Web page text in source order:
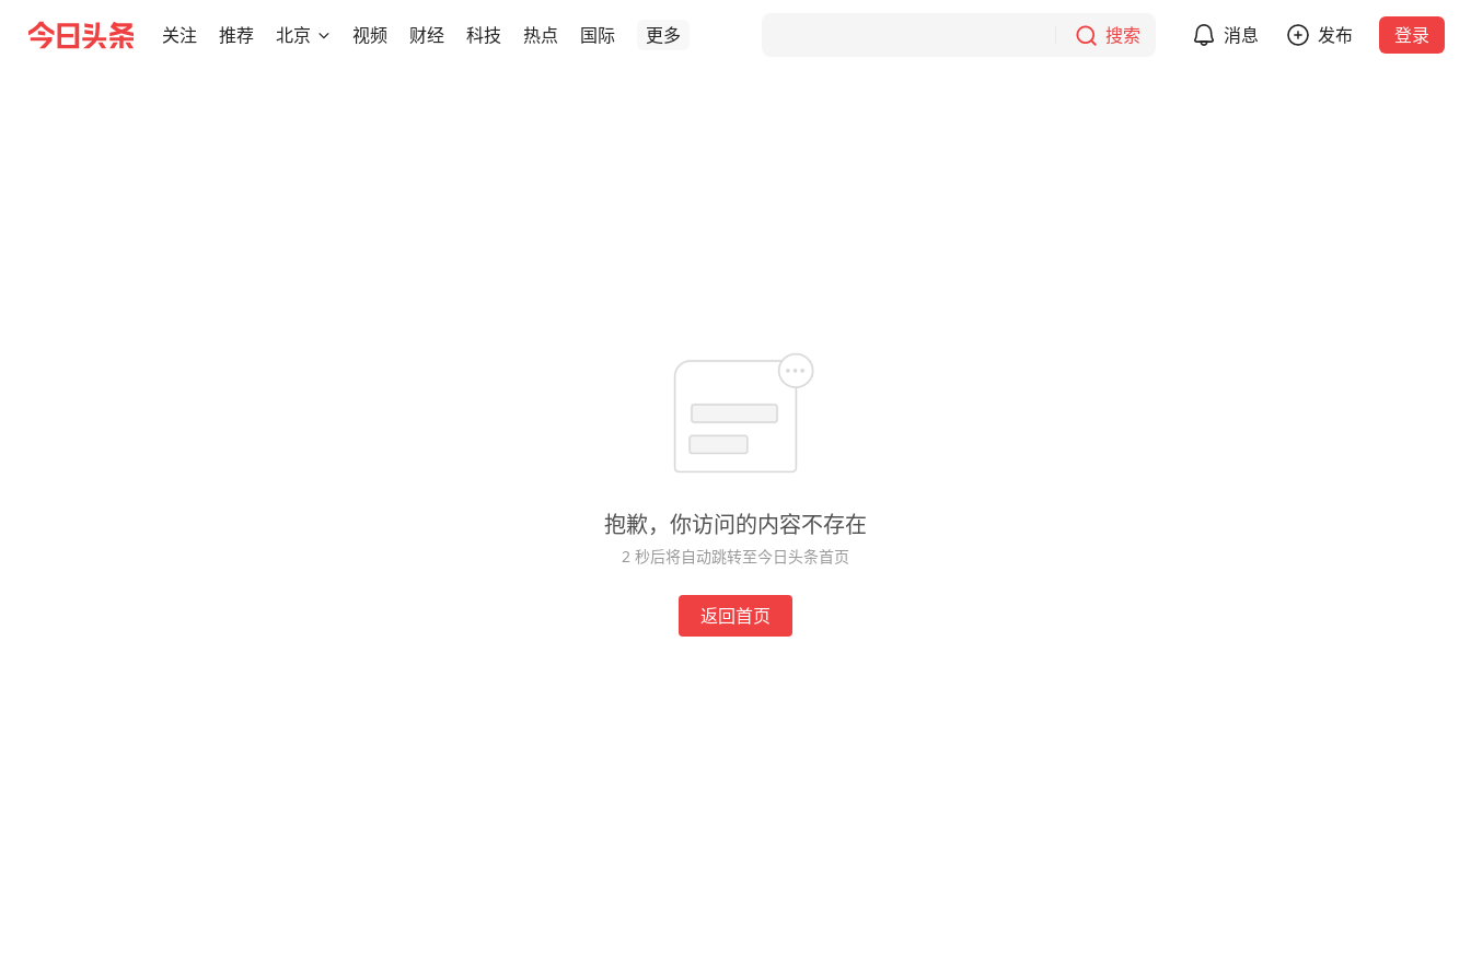
关注 推荐 北京 视频 财经 科技 热点 国际 更多 搜索 消息 发布 登录
抱歉，你访问的内容不存在
2 秒后将自动跳转至今日头条首页
返回首页